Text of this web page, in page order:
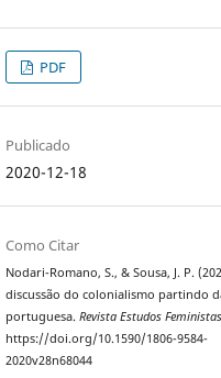
PDF
Publicado
2020-12-18
Como Citar
Nodari-Romano, S., & Sousa, J. P.
discussão do colonialismo partindo
portuguesa.Revista Estudos
https://doi.org/10.1590/1806-9584-
2020v28n68044